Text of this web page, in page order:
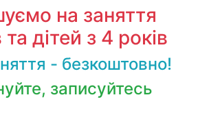
на заняття
та дітей з 4 років
- безкоштовно!
записуйтесь